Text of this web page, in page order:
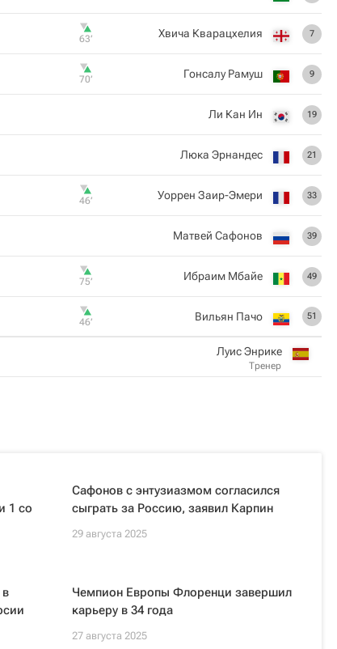
7
Хвича Кварацхелия
63‎’‎
9
Гонсалу Рамуш
70‎’‎
19
Ли Кан Ин
21
Люка Эрнандес
33
Уоррен Заир-Эмери
46‎’‎
39
Матвей Сафонов
49
Ибраим Мбайе
75‎’‎
51
Вильян Пачо
46‎’‎
Луис Энрике
Тренер
1 со
Сафонов с энтузиазмом согласился
сыграть за Россию, заявил Карпин
29 августа 2025
Чемпион Европы Флоренци завершил
карьеру в 34 года
27 августа 2025